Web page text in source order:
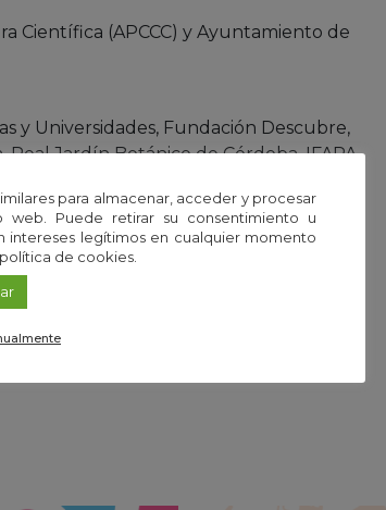
Científica (APCCC) y Ayuntamiento de
y Universidades, Fundación Descubre,
Jardín Botánico de Córdoba, IFAPA,
para almacenar, acceder y procesar
Puede retirar su consentimiento u
legítimos en cualquier momento
de cookies.